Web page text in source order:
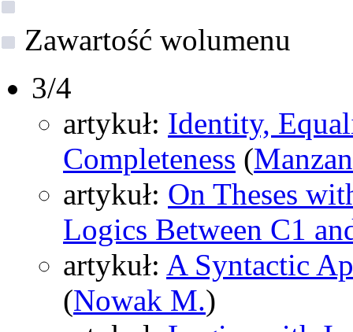
Zawartość wolumenu
3/4
artykuł: Identity,
Completeness (
artykuł: On Theses
Logics Between C1
artykuł: A Syntactic
(Nowak M.)